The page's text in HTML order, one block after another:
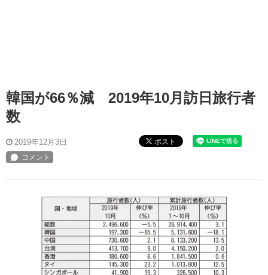
韓国が66％減 2019年10月訪日旅行者
数
2019年12月3日 ポスト